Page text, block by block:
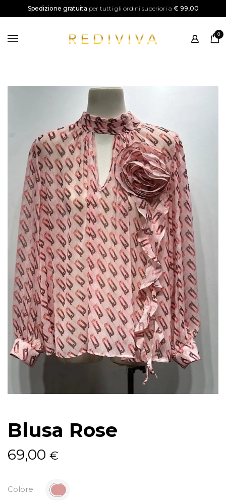
Spedizione gratuita per tutti gli ordini superiori a € 99,00
0
SALDI
Shop
Blusa Rose
69,00 €
Colore